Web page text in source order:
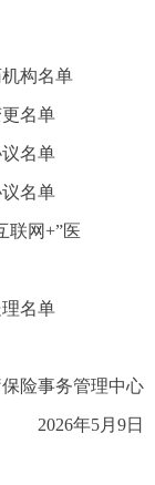
构名单
名单
名单
名单
联网+”医
名单
险事务管理中心
2026年5月9日